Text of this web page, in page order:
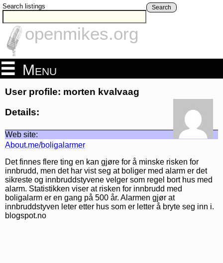
Search listings Search
openmikes.org
Menu
User profile: morten kvalvaag
Details:
Web site:
About.me/boligalarmer
Det finnes flere ting en kan gjøre for å minske risken for
innbrudd, men det har vist seg at boliger med alarm er det
sikreste og innbruddstyvene velger som regel bort hus med
alarm. Statistikken viser at risken for innbrudd med
boligalarm er en gang på 500 år. Alarmen gjør at
innbruddstyven leter etter hus som er letter å bryte seg inn i.
blogspot.no